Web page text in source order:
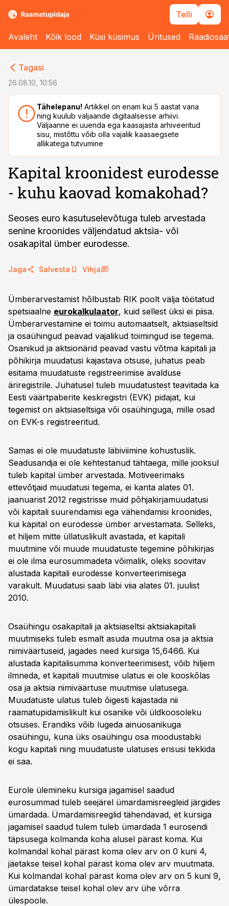
Telli
Avaleht Kõik lood Küsi küsimus Üritused
Tagasi
26.08.10, 10:56
Tähelepanu! Artikkel on enam kui 5 aastat vana
ning kuulub väljaande digitaalsesse arhiivi.
Väljaanne ei uuenda ega kaasajasta arhiveeritud
sisu, mistõttu võib olla vajalik kaasaegsete
allikatega tutvumine
Kapital kroonidest eurodesse
- kuhu kaovad komakohad?
Seoses euro kasutuselevõtuga tuleb arvestada
senine kroonides väljendatud aktsia- või
osakapital ümber eurodesse.
Jaga Salvesta Vihja
Ümberarvestamist hõlbustab RIK poolt välja töötatud
spetsiaalne eurokalkulaator, kuid sellest üksi ei piisa.
Ümberarvestamine ei toimu automaatselt, aktsiaseltsid
ja osaühingud peavad vajalikud toimingud ise tegema.
Osanikud ja aktsionärid peavad vastu võtma kapitali ja
põhikirja muudatusi kajastava otsuse, juhatus peab
esitama muudatuste registreerimise avalduse
äriregistrile. Juhatusel tuleb muudatustest teavitada ka
Eesti väärtpaberite keskregistri (EVK) pidajat, kui
tegemist on aktsiaseltsiga või osaühinguga, mille osad
on EVK-s registreeritud.
Samas ei ole muudatuste läbiviimine kohustuslik.
Seadusandja ei ole kehtestanud tähtaega, mille jooksul
tuleb kapital ümber arvestada. Motiveerimaks
ettevõtjaid muudatusi tegema, ei kanta alates 01.
jaanuarist 2012 registrisse muid põhjakirjamuudatusi
või kapitali suurendamisi ega vähendamisi kroonides,
kui kapital on eurodesse ümber arvestamata. Selleks,
et hiljem mitte üllatuslikult avastada, et kapitali
muutmine või muude muudatuste tegemine põhikirjas
ei ole ilma eurosummadeta võimalik, oleks soovitav
alustada kapitali eurodesse konverteerimisega
varakult. Muudatusi saab läbi viia alates 01. juulist
2010.
Osaühingu osakapitali ja aktsiaseltsi aktsiakapitali
muutmiseks tuleb esmalt asuda muutma osa ja aktsia
nimiväärtuseid, jagades need kursiga 15,6466. Kui
alustada kapitalisumma konverteerimisest, võib hiljem
ilmneda, et kapitali muutmise ulatus ei ole kooskõlas
osa ja aktsia nimiväärtuse muutmise ulatusega.
Muudatuste ulatus tuleb õigesti kajastada nii
raamatupidamislikult kui osanike või üldkoosoleku
otsuses. Erandiks võib lugeda ainuosanikuga
osaühingu, kuna üks osaühingu osa moodustabki
kogu kapitali ning muudatuste ulatuses erisusi tekkida
ei saa.
Eurole ülemineku kursiga jagamisel saadud
eurosummad tuleb seejärel ümardamisreegleid järgides
ümardada. Ümardamisreeglid tähendavad, et kursiga
jagamisel saadud tulem tuleb ümardada 1 eurosendi
täpsusega kolmanda koha alusel pärast koma. Kui
kolmandal kohal pärast koma olev arv on 0 kuni 4,
jäetakse teisel kohal pärast koma olev arv muutmata.
Kui kolmandal kohal pärast koma olev arv on 5 kuni 9,
ümardatakse teisel kohal olev arv ühe võrra
ülespoole.